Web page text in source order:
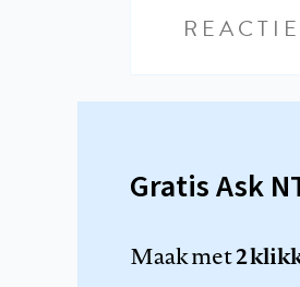
Gratis Ask
Maak met2